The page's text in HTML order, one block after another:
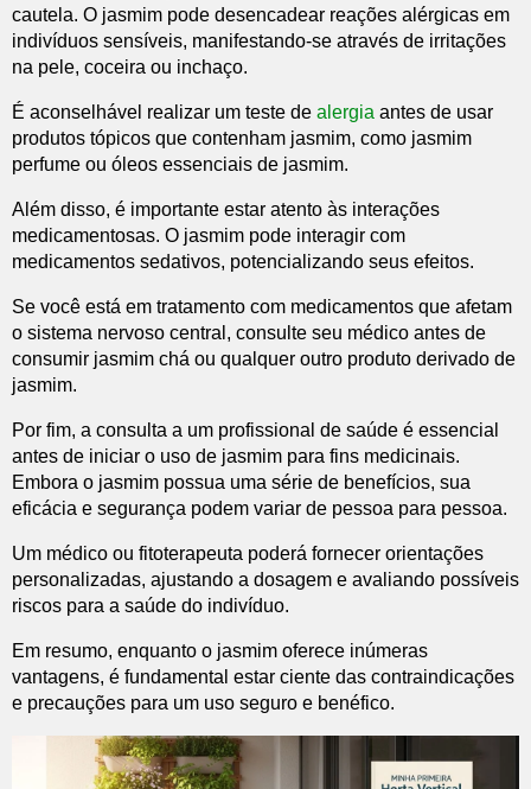
cautela. O jasmim pode desencadear reações alérgicas em
indivíduos sensíveis, manifestando-se através de irritações
na pele, coceira ou inchaço.
É aconselhável realizar um teste de alergia antes de usar
produtos tópicos que contenham jasmim, como jasmim
perfume ou óleos essenciais de jasmim.
Além disso, é importante estar atento às interações
medicamentosas. O jasmim pode interagir com
medicamentos sedativos, potencializando seus efeitos.
Se você está em tratamento com medicamentos que afetam
o sistema nervoso central, consulte seu médico antes de
consumir jasmim chá ou qualquer outro produto derivado de
jasmim.
Por fim, a consulta a um profissional de saúde é essencial
antes de iniciar o uso de jasmim para fins medicinais.
Embora o jasmim possua uma série de benefícios, sua
eficácia e segurança podem variar de pessoa para pessoa.
Um médico ou fitoterapeuta poderá fornecer orientações
personalizadas, ajustando a dosagem e avaliando possíveis
riscos para a saúde do indivíduo.
Em resumo, enquanto o jasmim oferece inúmeras
vantagens, é fundamental estar ciente das contraindicações
e precauções para um uso seguro e benéfico.